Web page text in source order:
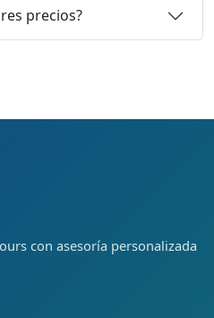
precios?
con asesoría personalizada